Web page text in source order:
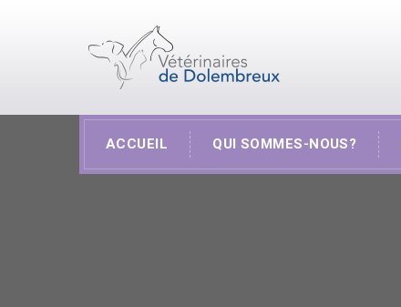
ACCUEIL QUI SOMMES-NOUS?